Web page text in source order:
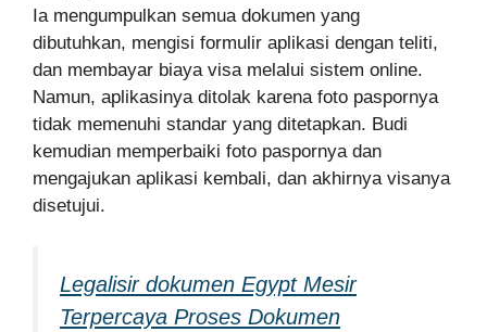
Ia mengumpulkan semua dokumen yang
dibutuhkan, mengisi formulir aplikasi dengan teliti,
dan membayar biaya visa melalui sistem online.
Namun, aplikasinya ditolak karena foto paspornya
tidak memenuhi standar yang ditetapkan. Budi
kemudian memperbaiki foto paspornya dan
mengajukan aplikasi kembali, dan akhirnya visanya
disetujui.
Legalisir dokumen Egypt Mesir
Terpercaya Proses Dokumen